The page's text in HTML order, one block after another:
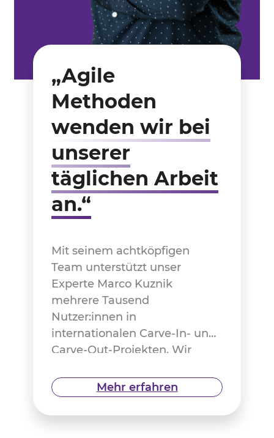
„Agile
Methoden
wenden wir bei
unserer
täglichen Arbeit
an.“
Mit seinem achtköpfigen
Team unterstützt unser
Experte Marco Kuznik
mehrere Tausend
Nutzer:innen in
internationalen Carve-In- und
Carve-Out-Projekten. Wir
Rolle und den Beruf des IT
Consultants.
Mehr erfahren